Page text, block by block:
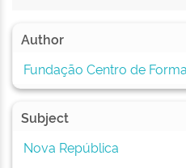
Author
Fundação Centro de
Subject
Nova República